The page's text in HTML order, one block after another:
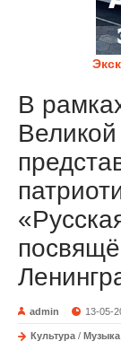
В
admin 13-05-
Культура / Музыка